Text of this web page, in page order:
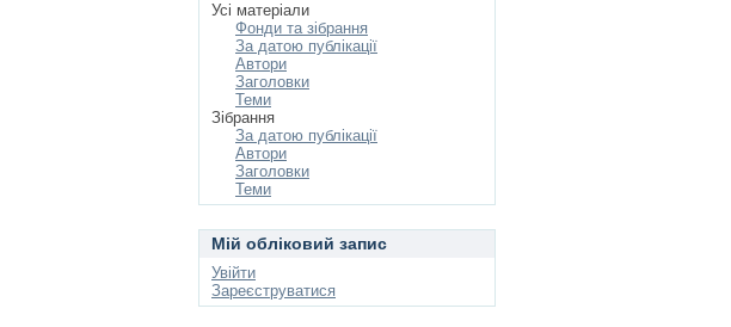
Усі матеріали
Фонди та зібрання
За датою публікації
Автори
Заголовки
Теми
Зібрання
За датою публікації
Автори
Заголовки
Теми
Мій обліковий запис
Увійти
Зареєструватися